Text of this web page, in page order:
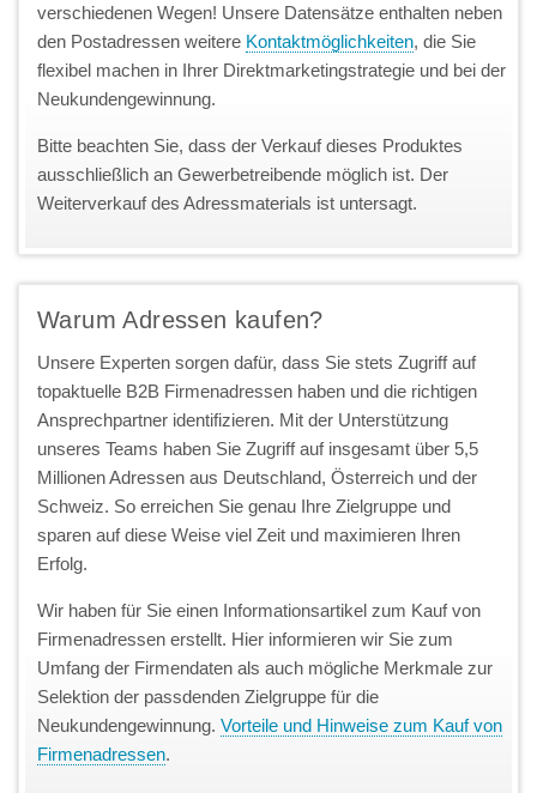
verschiedenen Wegen! Unsere Datensätze enthalten neben
den Postadressen weitere Kontaktmöglichkeiten, die Sie
flexibel machen in Ihrer Direktmarketingstrategie und bei der
Neukundengewinnung.
Bitte beachten Sie, dass der Verkauf dieses Produktes
ausschließlich an Gewerbetreibende möglich ist. Der
Weiterverkauf des Adressmaterials ist untersagt.
Warum Adressen kaufen?
Unsere Experten sorgen dafür, dass Sie stets Zugriff auf
topaktuelle B2B Firmenadressen haben und die richtigen
Ansprechpartner identifizieren. Mit der Unterstützung
unseres Teams haben Sie Zugriff auf insgesamt über 5,5
Millionen Adressen aus Deutschland, Österreich und der
Schweiz. So erreichen Sie genau Ihre Zielgruppe und
sparen auf diese Weise viel Zeit und maximieren Ihren
Erfolg.
Wir haben für Sie einen Informationsartikel zum Kauf von
Firmenadressen erstellt. Hier informieren wir Sie zum
Umfang der Firmendaten als auch mögliche Merkmale zur
Selektion der passdenden Zielgruppe für die
Neukundengewinnung. Vorteile und Hinweise zum Kauf von
Firmenadressen.